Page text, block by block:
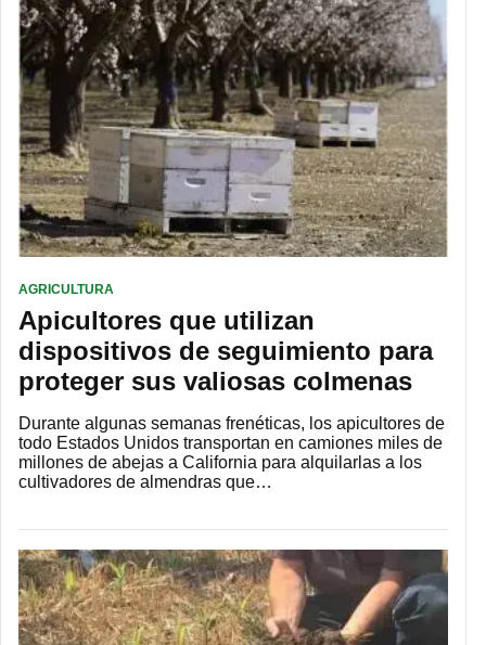
AGRICULTURA
Apicultores que utilizan
dispositivos de seguimiento para
proteger sus valiosas colmenas
Durante algunas semanas frenéticas, los apicultores de
todo Estados Unidos transportan en camiones miles de
millones de abejas a California para alquilarlas a los
cultivadores de almendras que…